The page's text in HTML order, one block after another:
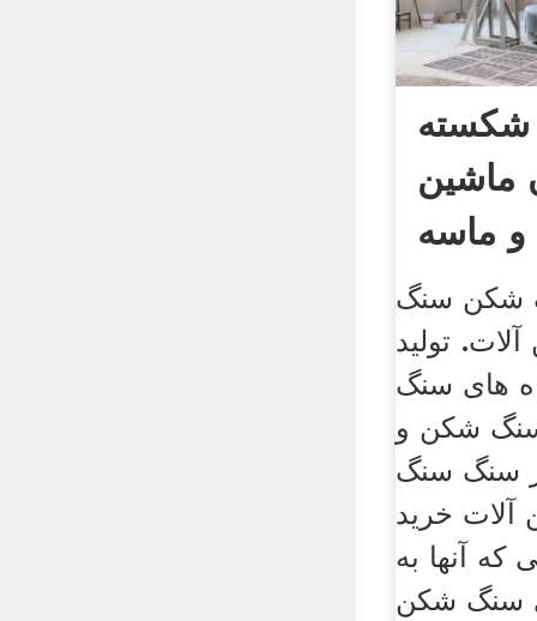
ماشین
ماسه
شکن سنگ
تولید
های سنگ
شکن و
سنگ سنگ
خرید
که آنها به
سنگ شکن